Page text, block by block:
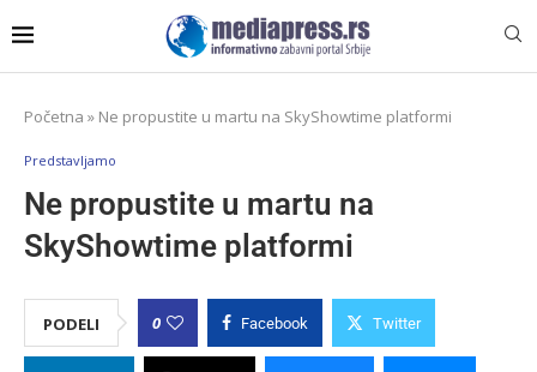
Početna » Ne propustite u martu na SkyShowtime platformi
Predstavljamo
Ne propustite u martu na
SkyShowtime platformi
PODELI 0 Facebook Twitter